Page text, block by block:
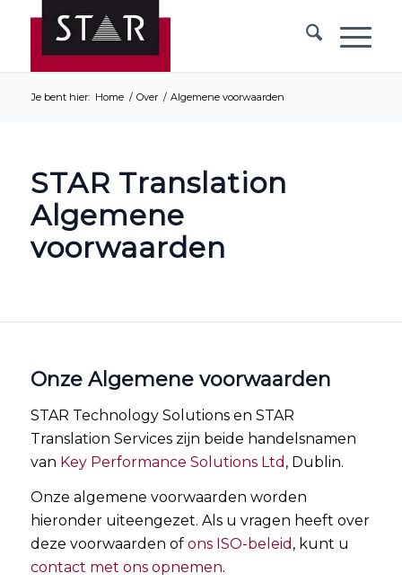
Je bent hier: Home / Over / Algemene voorwaarden
STAR Translation
Algemene
voorwaarden
Onze Algemene voorwaarden
STAR Technology Solutions en STAR
Translation Services zijn beide handelsnamen
van Key Performance Solutions Ltd , Dublin.
Onze algemene voorwaarden worden
hieronder uiteengezet. Als u vragen heeft over
deze voorwaarden of ons ISO-beleid , kunt u
contact met ons opnemen.